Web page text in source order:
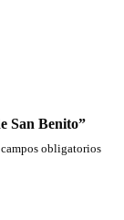
San Benito”
obligatorios